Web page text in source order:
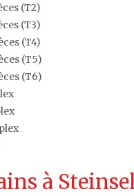
(T2)
(T3)
(T4)
(T5)
(T6)
à